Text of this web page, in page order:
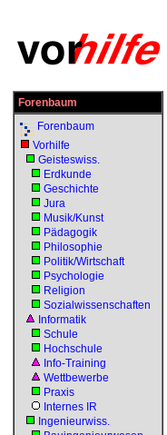
Forenbaum
Forenbaum
Vorhilfe
Geisteswiss.
Erdkunde
Geschichte
Jura
Musik/Kunst
Pädagogik
Philosophie
Politik/Wirtschaft
Psychologie
Religion
Sozialwissenschaften
Informatik
Schule
Hochschule
Info-Training
Wettbewerbe
Praxis
Internes IR
Ingenieurwiss.